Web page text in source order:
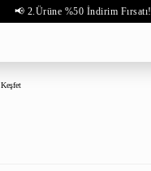
📢 2.Ürüne %50 İndirim Fırsatı!
Keşfet